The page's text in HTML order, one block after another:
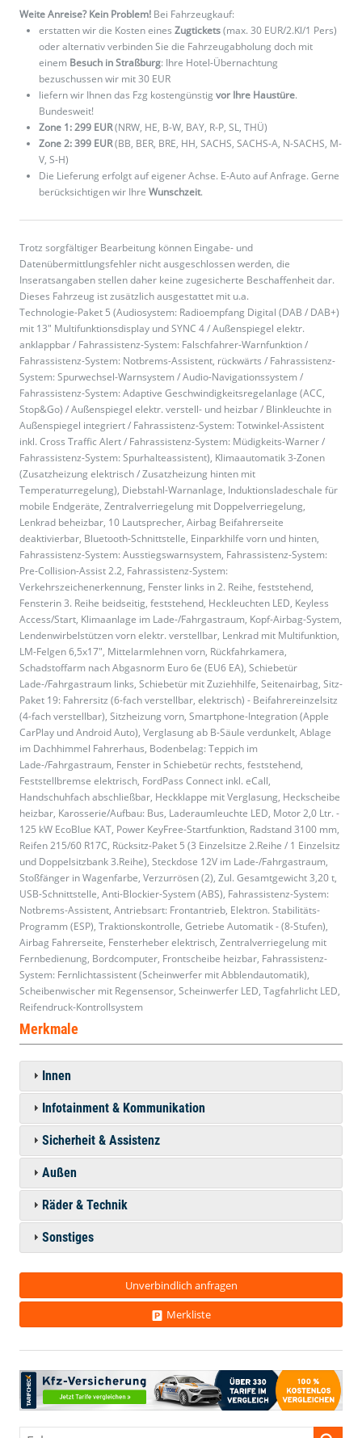
Weite Anreise? Kein Problem! Bei Fahrzeugkauf:
erstatten wir die Kosten eines Zugtickets(max. 30 EUR/2.Kl/1 Pers)
oder alternativ verbinden Sie die Fahrzeugabholung doch mit
einem Besuch in Straßburg: Ihre Hotel-Übernachtung
bezuschussen wir mit 30 EUR
liefern wir Ihnen das Fzg kostengünstig vor Ihre Haustüre.
Bundesweit!
Zone 1: 299 EUR(NRW, HE, B-W, BAY, R-P, SL, THÜ)
Zone 2: 399 EUR(BB, BER, BRE, HH, SACHS, SACHS-A, N-SACHS, M-
V, S-H)
Die Lieferung erfolgt auf eigener Achse. E-Auto auf Anfrage. Gerne
berücksichtigen wir Ihre Wunschzeit.
Trotz sorgfältiger Bearbeitung können Eingabe- und
Datenübermittlungsfehler nicht ausgeschlossen werden, die
Inseratsangaben stellen daher keine zugesicherte Beschaffenheit dar.
Dieses Fahrzeug ist zusätzlich ausgestattet mit u.a.
Technologie-Paket 5 (Audiosystem: Radioempfang Digital (DAB / DAB+)
mit 13" Multifunktionsdisplay und SYNC 4 / Außenspiegel elektr.
anklappbar / Fahrassistenz-System: Falschfahrer-Warnfunktion /
Fahrassistenz-System: Notbrems-Assistent, rückwärts / Fahrassistenz-
System: Spurwechsel-Warnsystem / Audio-Navigationssystem /
Fahrassistenz-System: Adaptive Geschwindigkeitsregelanlage (ACC,
Stop&Go) / Außenspiegel elektr. verstell- und heizbar / Blinkleuchte in
Außenspiegel integriert / Fahrassistenz-System: Totwinkel-Assistent
inkl. Cross Traffic Alert / Fahrassistenz-System: Müdigkeits-Warner /
Fahrassistenz-System: Spurhalteassistent), Klimaautomatik 3-Zonen
(Zusatzheizung elektrisch / Zusatzheizung hinten mit
Temperaturregelung), Diebstahl-Warnanlage, Induktionsladeschale für
mobile Endgeräte, Zentralverriegelung mit Doppelverriegelung,
Lenkrad beheizbar, 10 Lautsprecher, Airbag Beifahrerseite
deaktivierbar, Bluetooth-Schnittstelle, Einparkhilfe vorn und hinten,
Fahrassistenz-System: Ausstiegswarnsystem, Fahrassistenz-System:
Pre-Collision-Assist 2.2, Fahrassistenz-System:
Verkehrszeichenerkennung, Fenster links in 2. Reihe, feststehend,
Fensterin 3. Reihe beidseitig, feststehend, Heckleuchten LED, Keyless
Access/Start, Klimaanlage im Lade-/Fahrgastraum, Kopf-Airbag-System,
Lendenwirbelstützen vorn elektr. verstellbar, Lenkrad mit Multifunktion,
LM-Felgen 6,5x17", Mittelarmlehnen vorn, Rückfahrkamera,
Schadstoffarm nach Abgasnorm Euro 6e (EU6 EA), Schiebetür
Lade-/Fahrgastraum links, Schiebetür mit Zuziehhilfe, Seitenairbag, Sitz-
Paket 19: Fahrersitz (6-fach verstellbar, elektrisch) - Beifahrereinzelsitz
(4-fach verstellbar), Sitzheizung vorn, Smartphone-Integration (Apple
CarPlay und Android Auto), Verglasung ab B-Säule verdunkelt, Ablage
im Dachhimmel Fahrerhaus, Bodenbelag: Teppich im
Lade-/Fahrgastraum, Fenster in Schiebetür rechts, feststehend,
Feststellbremse elektrisch, FordPass Connect inkl. eCall,
Handschuhfach abschließbar, Heckklappe mit Verglasung, Heckscheibe
heizbar, Karosserie/Aufbau: Bus, Laderaumleuchte LED, Motor 2,0 Ltr. -
125 kW EcoBlue KAT, Power KeyFree-Startfunktion, Radstand 3100 mm,
Reifen 215/60 R17C, Rücksitz-Paket 5 (3 Einzelsitze 2.Reihe / 1 Einzelsitz
und Doppelsitzbank 3.Reihe), Steckdose 12V im Lade-/Fahrgastraum,
Stoßfänger in Wagenfarbe, Verzurrösen (2), Zul. Gesamtgewicht 3,20 t,
USB-Schnittstelle, Anti-Blockier-System (ABS), Fahrassistenz-System:
Notbrems-Assistent, Antriebsart: Frontantrieb, Elektron. Stabilitäts-
Programm (ESP), Traktionskontrolle, Getriebe Automatik - (8-Stufen),
Airbag Fahrerseite, Fensterheber elektrisch, Zentralverriegelung mit
Fernbedienung, Bordcomputer, Frontscheibe heizbar, Fahrassistenz-
System: Fernlichtassistent (Scheinwerfer mit Abblendautomatik),
Scheibenwischer mit Regensensor, Scheinwerfer LED, Tagfahrlicht LED,
Reifendruck-Kontrollsystem
Merkmale
Innen
Infotainment & Kommunikation
Sicherheit & Assistenz
Außen
Räder & Technik
Sonstiges
Unverbindlich anfragen
Merkliste
Fahrzeugnr.